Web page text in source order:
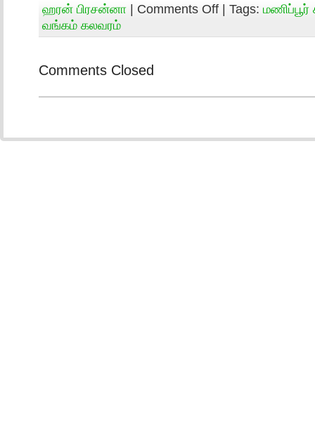
ஹரன் பிரசன்னா | Comments Off | Tags:
வங்கம் கலவரம்
Comments Closed